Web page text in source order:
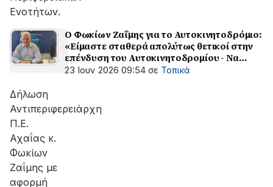
Ενοτήτων.
Ο Φωκίων Ζαΐμης για το Αυτοκινητοδρόμιο:
«Είμαστε σταθερά απολύτως θετικοί στην
επένδυση του Αυτοκινητοδρομίου - Να
αξιοποιηθεί η ευκαιρία που δίνεται με τον
23 Ιουν 2026 09:54 σε Τοπικά
Δήλωση
Αντιπεριφερειάρχη
Π.Ε.
Αχαΐας κ.
Φωκίων
Ζαΐμης με
αφορμή